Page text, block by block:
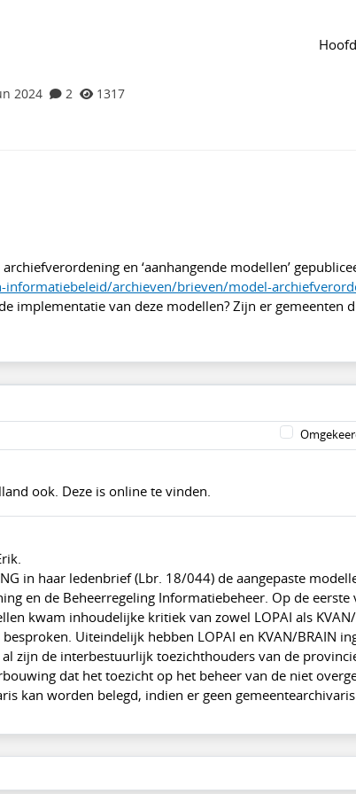
beheerregeling
2024 2 1317
en ‘aanhangende modellen’
archieven/brieven/model-
implementatie van deze modellen? Zijn er gemeenten
ook. Deze is online te vinden.
in haar ledenbrief (Lbr. 18/044) de aangepaste
en de Beheerregeling Informatiebeheer. Op de eerste
kwam inhoudelijke kritiek van zowel LOPAI als KVAN/
Uiteindelijk hebben LOPAI en KVAN/BRAIN
zijn de interbestuurlijk toezichthouders van de
dat het toezicht op het beheer van de niet
kan worden belegd, indien er geen